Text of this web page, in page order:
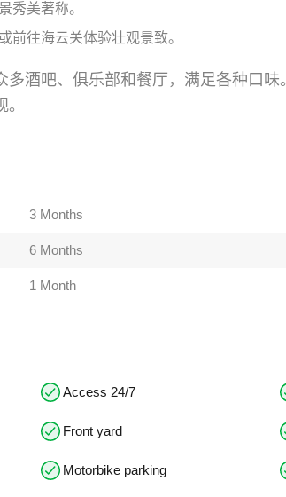
秀美著称。
前往海云关体验壮观景致。
多酒吧、俱乐部和餐厅，满足各种口
3 Months
6 Months
1 Month
Access 24/7
Front yard
Motorbike parking